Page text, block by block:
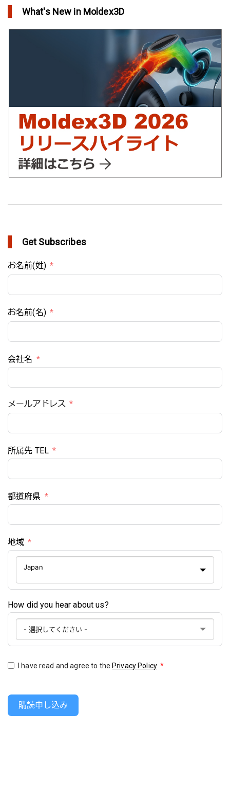
欧州最大手の自動車部品パーツメーカーFaurecia社の製品設計最
適化プロジェクト－Moldex3Dにより実現
YUDO、ホットランナーシステム成形開発のデザイン検証および
最適化にMoldex3Dの統合を実現
What's New in Moldex3D
Get Subscribes
お名前(姓)
お名前(名)
会社名
メールアドレス
所属先 TEL
都道府県
地域
Japan
How did you hear about us?
I have read and agree to the Privacy Policy *
購読申し込み